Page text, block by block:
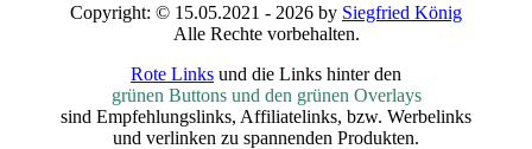
Copyright: © 15.05.2021 - 2026 by Siegfried König
Alle Rechte vorbehalten.
Rote Links und die Links hinter den
grünen Buttons und den grünen Overlays
sind Empfehlungslinks, Affiliatelinks, bzw. Werbelinks
und verlinken zu spannenden Produkten.